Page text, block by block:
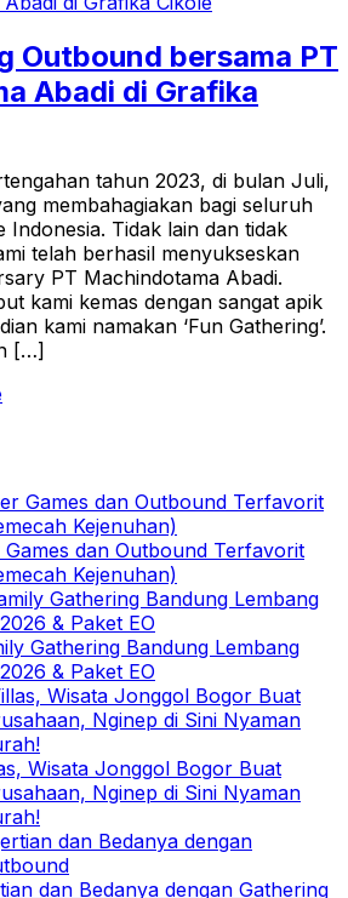
Outbound bersama PT
Abadi di Grafika
tahun 2023, di bulan Juli,
membahagiakan bagi seluruh
Indonesia. Tidak lain dan tidak
telah berhasil menyukseskan
PT Machindotama Abadi.
kami kemas dengan sangat apik
kami namakan ‘Fun Gathering’.
[…]
dan Outbound Terfavorit
Kejenuhan)
Gathering Bandung Lembang
& Paket EO
Wisata Jonggol Bogor Buat
Nginep di Sini Nyaman
dan Bedanya dengan Gathering